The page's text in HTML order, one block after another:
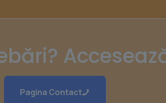
Pagina Contact